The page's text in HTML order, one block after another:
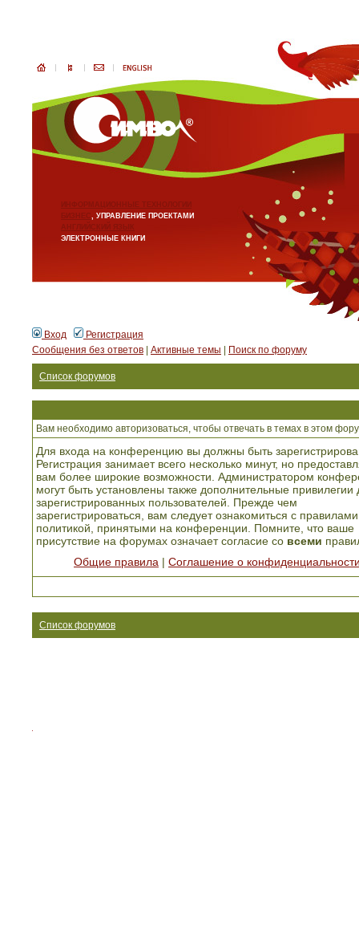
ИНФОРМАЦИОННЫЕ ТЕХНОЛОГИИ
БИЗНЕС, УПРАВЛЕНИЕ ПРОЕКТАМИ
АНГЛИЙСКИЙ ЯЗЫК
ЭЛЕКТРОННЫЕ КНИГИ
Вход
Регистрация
Сообщения без ответов
Активные темы Поиск по форуму
Список форумов
Вам необходимо авторизоваться, чтобы отвечать в темах в этом
Для входа на конференцию вы должны быть
Регистрация занимает всего несколько минут, но
вам более широкие возможности. Администратором
могут быть установлены также дополнительные привилегии
зарегистрированных пользователей. Прежде чем
зарегистрироваться, вам следует ознакомиться с
политикой, принятыми на конференции. Помните, что ваше
присутствие на форумах означает согласие со всеми
Общие правила
Соглашение о
Список форумов